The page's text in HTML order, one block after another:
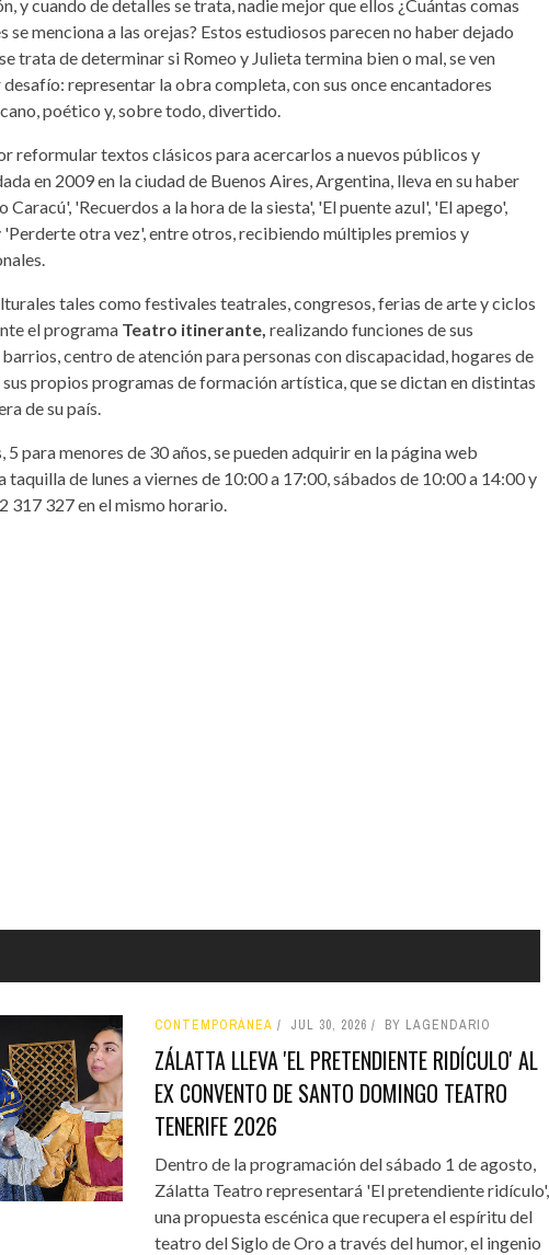
y cuando de detalles se trata, nadie mejor que ellos ¿Cuántas comas
se menciona a las orejas? Estos estudiosos parecen no haber dejado
trata de determinar si Romeo y Julieta termina bien o mal, se ven
representar la obra completa, con sus once encantadores
poético y, sobre todo, divertido.
reformular textos clásicos para acercarlos a nuevos públicos y
en 2009 en la ciudad de Buenos Aires, Argentina, lleva en su haber
'Recuerdos a la hora de la siesta', 'El puente azul', 'El apego',
'Perderte otra vez', entre otros, recibiendo múltiples premios y
tales como festivales teatrales, congresos, ferias de arte y ciclos
el programa Teatro itinerante, realizando funciones de sus
centro de atención para personas con discapacidad, hogares de
propios programas de formación artística, que se dictan en distintas
de su país.
5 para menores de 30 años, se pueden adquirir en la página web
taquilla de lunes a viernes de 10:00 a 17:00, sábados de 10:00 a 14:00 y
327 en el mismo horario.
CONTEMPORÁNEA JUL 30, 2026 BY LAGENDARIO
ZÁLATTA LLEVA 'EL PRETENDIENTE RIDÍCULO' AL
EX CONVENTO DE SANTO DOMINGO TEATRO
TENERIFE 2026
Dentro de la programación del sábado 1 de agosto,
Zálatta Teatro representará 'El pretendiente ridículo',
una propuesta escénica que recupera el espíritu del
teatro del Siglo de Oro a través del humor, el ingenio